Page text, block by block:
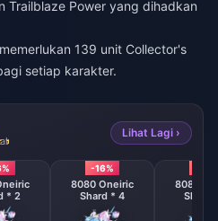
Trailblaze Power yang dihadkan
139 unit Collector's
setiap karakter.
Lihat Lagi ›
* 2
-16%
8080 Oneiric
Shard * 4
8080
Shard